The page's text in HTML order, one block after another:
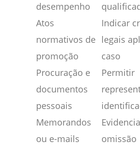
desempenho
Atos
normativos de
promoção
Indicar
legais
caso
Procuração e
documentos
pessoais
Permitir
Memorandos
ou e-mails
omissão